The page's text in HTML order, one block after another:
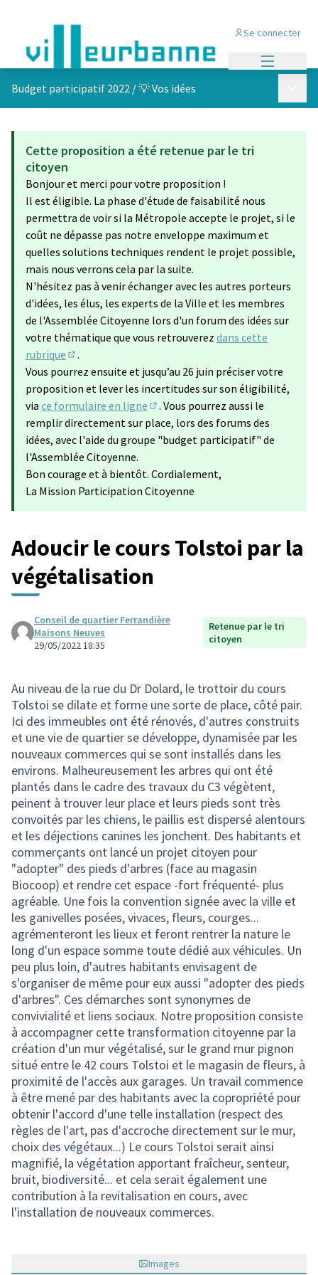
Se connecter
Budget participatif 2022 /💡 Vos idées
Cette proposition a été retenue par le tri
citoyen
Bonjour et merci pour votre proposition !
Il est éligible. La phase d'étude de faisabilité nous
permettra de voir si la Métropole accepte le projet, si le
coût ne dépasse pas notre enveloppe maximum et
quelles solutions techniques rendent le projet possible,
mais nous verrons cela par la suite.
N'hésitez pas à venir échanger avec les autres porteurs
d'idées, les élus, les experts de la Ville et les membres
de l'Assemblée Citoyenne lors d'un forum des idées sur
votre thématique que vous retrouverez dans cette
rubrique
(S'ouvre dans un nouvel onglet)
.
Vous pourrez ensuite et jusqu’au 26 juin préciser votre
proposition et lever les incertitudes sur son éligibilité,
via ce formulaire en ligne
(Lien externe)
. Vous pourrez aussi le
remplir directement sur place, lors des forums des
idées, avec l'aide du groupe "budget participatif" de
l'Assemblée Citoyenne.
Bon courage et à bientôt. Cordialement,
La Mission Participation Citoyenne
Adoucir le cours Tolstoi par la
végétalisation
Conseil de quartier Ferrandière
Maisons Neuves
29/05/2022 18:35
Retenue par le tri
citoyen
Au niveau de la rue du Dr Dolard, le trottoir du cours
Tolstoi se dilate et forme une sorte de place, côté pair.
Ici des immeubles ont été rénovés, d'autres construits
et une vie de quartier se développe, dynamisée par les
nouveaux commerces qui se sont installés dans les
environs. Malheureusement les arbres qui ont été
plantés dans le cadre des travaux du C3 végètent,
peinent à trouver leur place et leurs pieds sont très
convoités par les chiens, le paillis est dispersé alentours
et les déjections canines les jonchent. Des habitants et
commerçants ont lancé un projet citoyen pour
"adopter" des pieds d'arbres (face au magasin
Biocoop) et rendre cet espace -fort fréquenté- plus
agréable. Une fois la convention signée avec la ville et
les ganivelles posées, vivaces, fleurs, courges...
agrémenteront les lieux et feront rentrer la nature le
long d'un espace somme toute dédié aux véhicules. Un
peu plus loin, d'autres habitants envisagent de
s'organiser de même pour eux aussi "adopter des pieds
d'arbres". Ces démarches sont synonymes de
convivialité et liens sociaux. Notre proposition consiste
à accompagner cette transformation citoyenne par la
création d'un mur végétalisé, sur le grand mur pignon
situé entre le 42 cours Tolstoi et le magasin de fleurs, à
proximité de l'accès aux garages. Un travail commence
à être mené par des habitants avec la copropriété pour
obtenir l'accord d'une telle installation (respect des
règles de l'art, pas d'accroche directement sur le mur,
choix des végétaux...) Le cours Tolstoi serait ainsi
magnifié, la végétation apportant fraîcheur, senteur,
bruit, biodiversité... et cela serait également une
contribution à la revitalisation en cours, avec
l'installation de nouveaux commerces.
Images